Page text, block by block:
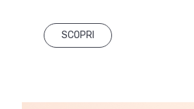
SCOPRI